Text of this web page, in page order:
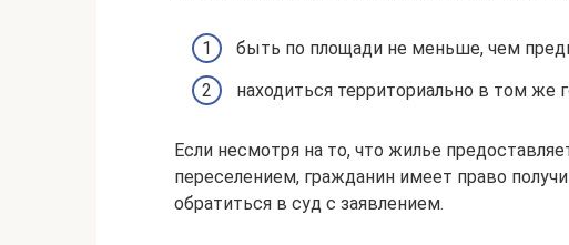
быть по площади не меньше, чем
находиться территориально в том же
Если несмотря на то, что жилье
переселением, гражданин имеет право
обратиться в суд с заявлением.